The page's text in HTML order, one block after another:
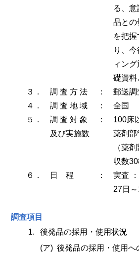
る、
品との
を把握
り、
ィン
礎資料
３．
調 査 方 法 ：
郵送調
４．
調 査 地 域 ：
全国
５．
調 査 対 象
及び実施数
：
100床
薬剤部
（薬
収数
６．
日 程 ：
実査
27日
調査項目
1.
後発品の採用・使用状況
(ア) 後発品の採用・使用へ